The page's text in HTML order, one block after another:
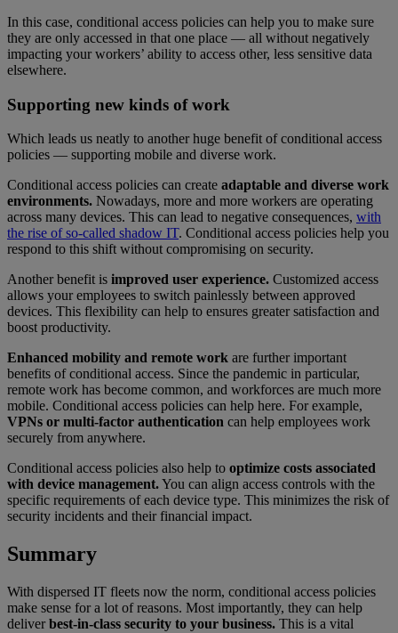
In this case, conditional access policies can help you to make sure
they are only accessed in that one place — all without negatively
impacting your workers’ ability to access other, less sensitive data
elsewhere.
Supporting new kinds of work
Which leads us neatly to another huge benefit of conditional access
policies — supporting mobile and diverse work.
Conditional access policies can create adaptable and diverse work
environments. Nowadays, more and more workers are operating
across many devices. This can lead to negative consequences, with
the rise of so-called shadow IT. Conditional access policies help you
respond to this shift without compromising on security.
Another benefit is improved user experience. Customized access
allows your employees to switch painlessly between approved
devices. This flexibility can help to ensures greater satisfaction and
boost productivity.
Enhanced mobility and remote work are further important
benefits of conditional access. Since the pandemic in particular,
remote work has become common, and workforces are much more
mobile. Conditional access policies can help here. For example,
VPNs or multi-factor authentication can help employees work
securely from anywhere.
Conditional access policies also help to optimize costs associated
with device management.You can align access controls with the
specific requirements of each device type. This minimizes the risk of
security incidents and their financial impact.
Summary
With dispersed IT fleets now the norm, conditional access policies
make sense for a lot of reasons. Most importantly, they can help
deliverbest-in-class security to your business. This is a vital